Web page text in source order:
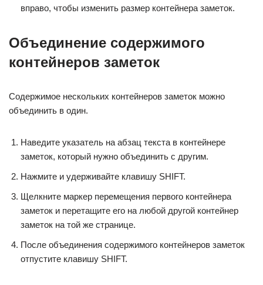
вправо, чтобы изменить размер контейнера заметок.
Объединение содержимого
контейнеров заметок
Содержимое нескольких контейнеров заметок можно
объединить в один.
Наведите указатель на абзац текста в контейнере
заметок, который нужно объединить с другим.
Нажмите и удерживайте клавишу SHIFT.
Щелкните маркер перемещения первого контейнера
заметок и перетащите его на любой другой контейнер
заметок на той же странице.
После объединения содержимого контейнеров заметок
отпустите клавишу SHIFT.